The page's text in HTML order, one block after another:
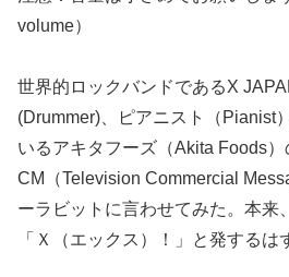
volume）
世界的ロックバンドであるX
(Drummer)、ピアニスト（Pianist
いるアキタフーズ（Akita Foods
CM（Television Commercial
ーラビットに言わせてみた。本来
「Ｘ（エックス）！」と発する